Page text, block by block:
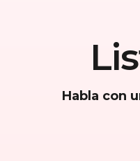
Habla con